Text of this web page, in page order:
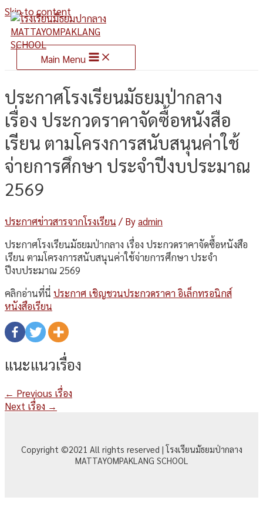
Skip to content
Main Menu
ประกาศโรงเรียนมัธยมป่ากลาง
เรื่อง ประกวดราคาจัดซื้อหนังสือ
เรียน ตามโครงการสนับสนุนค่าใช้
จ่ายการศึกษา ประจำปีงบประมาณ
2569
ประกาศข่าวสารจากโรงเรียน / Byadmin
ประกาศโรงเรียนมัธยมป่ากลาง เรื่อง ประกวดราคาจัดซื้อหนังสือ
เรียน ตามโครงการสนับสนุนค่าใช้จ่ายการศึกษา ประจำ
ปีงบประมาณ 2569
คลิกอ่านที่นี่ ประกาศ เชิญชวนประกวดราคา อิเล็กทรอนิกส์
หนังสือเรียน
แนะแนวเรื่อง
← Previous เรื่อง
Next เรื่อง →
Copyright ©2021 All rights reserved | โรงเรียนมัธยมป่ากลาง
MATTAYOMPAKLANG SCHOOL